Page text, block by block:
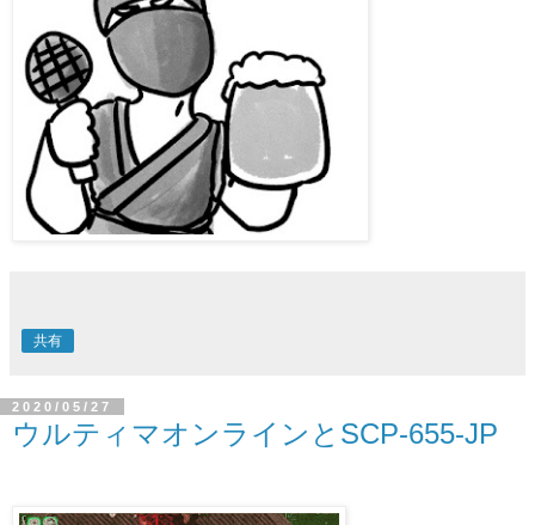
共有
2020/05/27
ウルティマオンラインとSCP-655-JP